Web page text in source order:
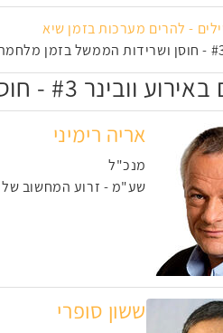
- להרים מערכות בזמן שיא
חוסן ושרידות הממשל בזמן מלחמה
אריה רימיני
מנכ"ל
שע"מ - זרוע המחשוב של
ששון סופרי